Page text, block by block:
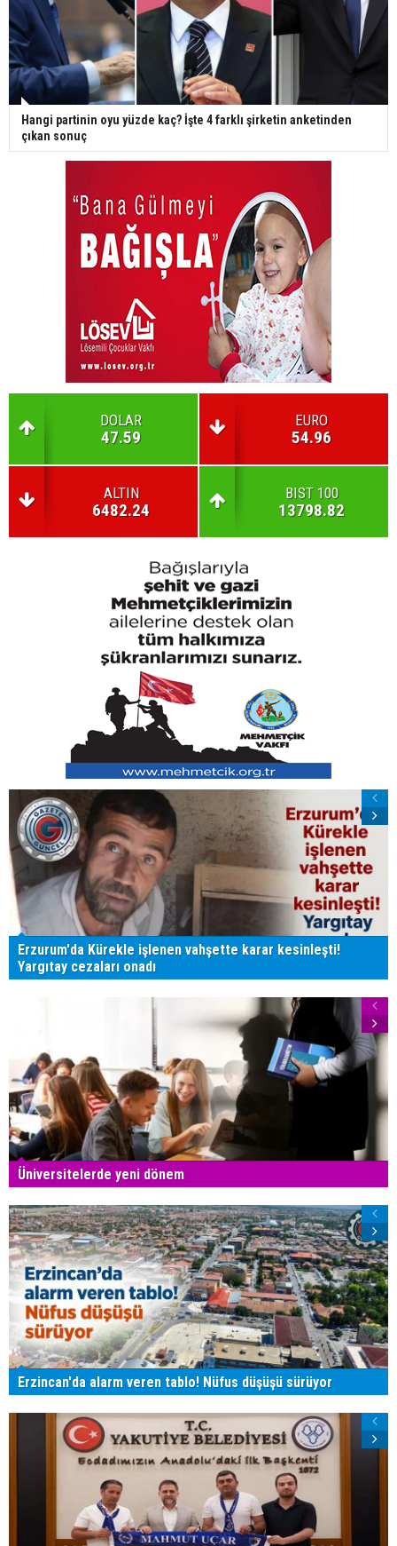
Hangi partinin oyu yüzde kaç? İşte 4 farklı şirketin anketinden
çıkan sonuç
DOLAR
47.59
EURO
54.96
ALTIN
6482.24
BIST 100
13798.82
Erzurum'da Kürekle işlenen vahşette karar kesinleşti!
Yargıtay cezaları onadı
Üniversitelerde yeni dönem
Erzincan'da alarm veren tablo! Nüfus düşüşü sürüyor